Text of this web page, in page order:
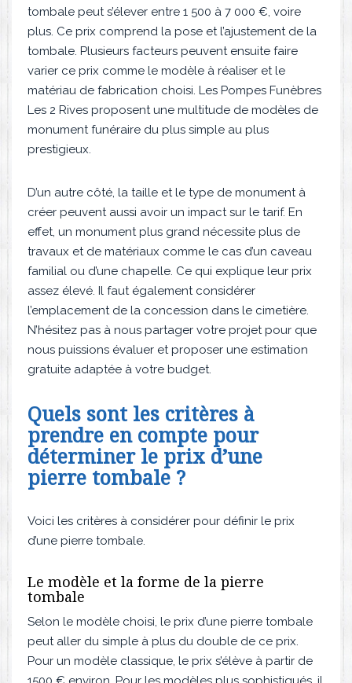
tombale peut s’élever entre 1 500 à 7 000 €, voire
plus. Ce prix comprend la pose et l’ajustement de la
tombale. Plusieurs facteurs peuvent ensuite faire
varier ce prix comme le modèle à réaliser et le
matériau de fabrication choisi. Les Pompes Funèbres
Les 2 Rives proposent une multitude de modèles de
monument funéraire du plus simple au plus
prestigieux.
D’un autre côté, la taille et le type de monument à
créer peuvent aussi avoir un impact sur le tarif. En
effet, un monument plus grand nécessite plus de
travaux et de matériaux comme le cas d’un caveau
familial ou d’une chapelle. Ce qui explique leur prix
assez élevé. Il faut également considérer
l’emplacement de la concession dans le cimetière.
N’hésitez pas à nous partager votre projet pour que
nous puissions évaluer et proposer une estimation
gratuite adaptée à votre budget.
Quels sont les critères à
prendre en compte pour
déterminer le prix d’une
pierre tombale ?
Voici les critères à considérer pour définir le prix
d’une pierre tombale.
Le modèle et la forme de la pierre
tombale
Selon le modèle choisi, le prix d’une pierre tombale
peut aller du simple à plus du double de ce prix.
Pour un modèle classique, le prix s’élève à partir de